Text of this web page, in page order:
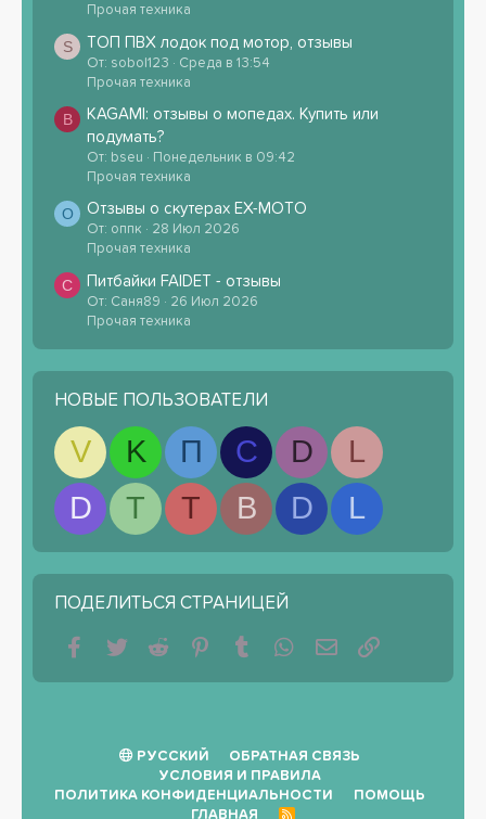
Прочая техника
S ТОП ПВХ лодок под мотор, отзывы
От: sobol123
Среда в 13:54
Прочая техника
B
KAGAMI: отзывы о мопедах. Купить или
подумать?
От: bseu
Понедельник в 09:42
Прочая техника
О Отзывы о скутерах EX-MOTO
От: оппк
28 Июл 2026
Прочая техника
С Питбайки FAIDET - отзывы
От: Саня89
26 Июл 2026
Прочая техника
НОВЫЕ ПОЛЬЗОВАТЕЛИ
V K П С D
L
D
T T B D L
ПОДЕЛИТЬСЯ СТРАНИЦЕЙ
Facebook
Twitter Reddit PinterestTumblr WhatsAppЭлектронная почта
РУССКИЙ
ОБРАТНАЯ СВЯЗЬ
УСЛОВИЯ И ПРАВИЛА
ПОЛИТИКА КОНФИДЕНЦИАЛЬНОСТИ
ПОМОЩЬ
ГЛАВНАЯ
R